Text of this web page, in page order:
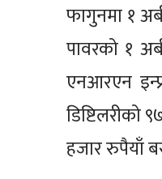
फागुनमा १
पावरको १
एनआरएन
हजार रुपैयाँ